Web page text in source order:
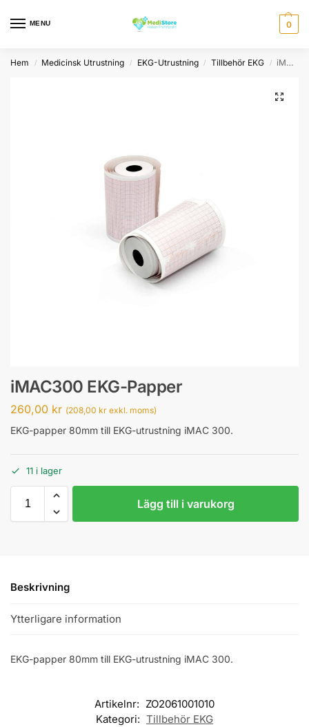
MENU 0
Hem / Medicinsk Utrustning / EKG-Utrustning / Tillbehör EKG / iMAC300 EKG-Papper
iMAC300 EKG-Papper
260,00 kr (208,00 kr exkl. moms)
EKG-papper 80mm till EKG-utrustning iMAC 300.
11 i lager
Lägg till i varukorg
Beskrivning
Ytterligare information
EKG-papper 80mm till EKG-utrustning iMAC 300.
Artikelnr: ZO2061001010
Kategori: Tillbehör EKG